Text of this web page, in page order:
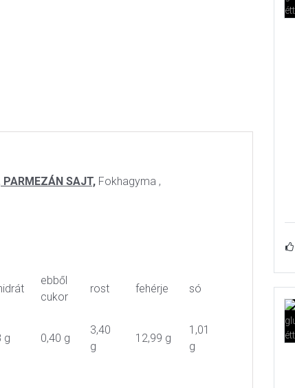
PARMEZÁN SAJT, Fokhagyma ,
ebből
cukor
rost fehérje só
g 0,40 g
3,40
g
12,99 g
1,01
g